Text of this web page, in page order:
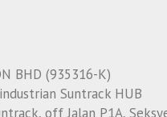
BHD (935316-K)
Suntrack HUB
off Jalan P1A,